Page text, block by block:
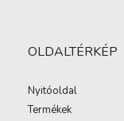
OLDALTÉRKÉP
Nyitóoldal
Termékek